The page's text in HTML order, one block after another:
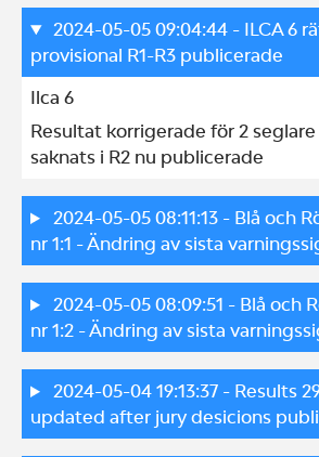
2024-05-05 09:04:44- ILCA 6
provisional R1-R3 publicerade
Ilca 6
Resultat korrigerade för 2
saknats i R2 nu publicerade
2024-05-05 08:11:13- Blå och
nr 1:1 - Ändring av sista
2024-05-05 08:09:51 - Blå och
nr 1:2 - Ändring av sista
2024-05-04 19:13:37- Results
updated after jury desicions